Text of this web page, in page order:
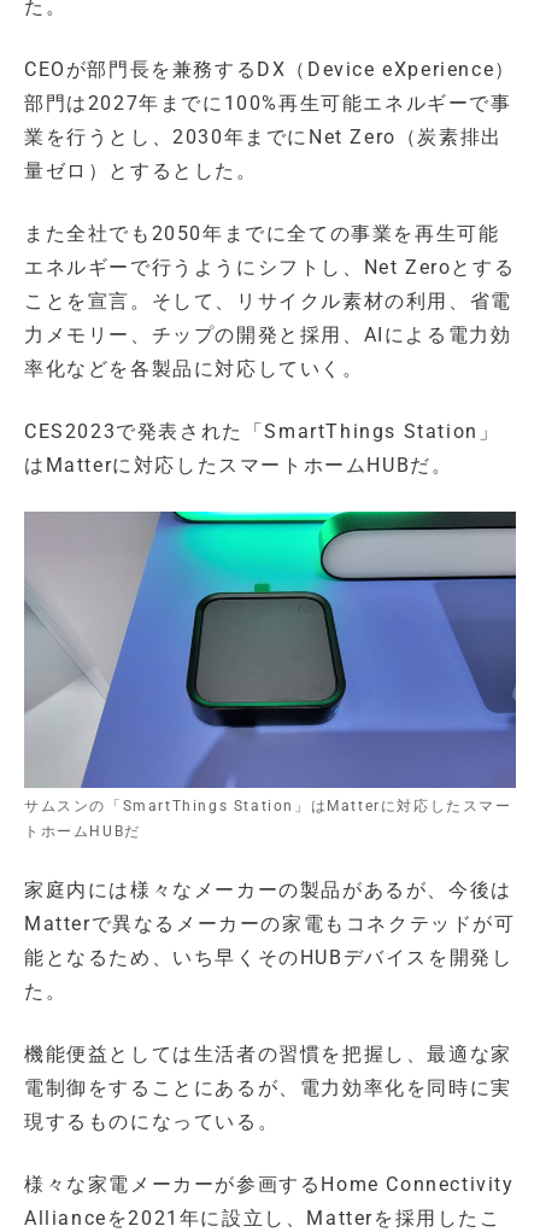
た。
CEOが部門長を兼務するDX（Device eXperience）
部門は2027年までに100%再生可能エネルギーで事
業を行うとし、2030年までにNet Zero（炭素排出
量ゼロ）とするとした。
また全社でも2050年までに全ての事業を再生可能
エネルギーで行うようにシフトし、Net Zeroとする
ことを宣言。そして、リサイクル素材の利用、省電
力メモリー、チップの開発と採用、AIによる電力効
率化などを各製品に対応していく。
CES2023で発表された「SmartThings Station」
はMatterに対応したスマートホームHUBだ。
サムスンの「SmartThings Station」はMatterに対応したスマー
トホームHUBだ
家庭内には様々なメーカーの製品があるが、今後は
Matterで異なるメーカーの家電もコネクテッドが可
能となるため、いち早くそのHUBデバイスを開発し
た。
機能便益としては生活者の習慣を把握し、最適な家
電制御をすることにあるが、電力効率化を同時に実
現するものになっている。
様々な家電メーカーが参画するHome Connectivity
Allianceを2021年に設立し、Matterを採用したこ